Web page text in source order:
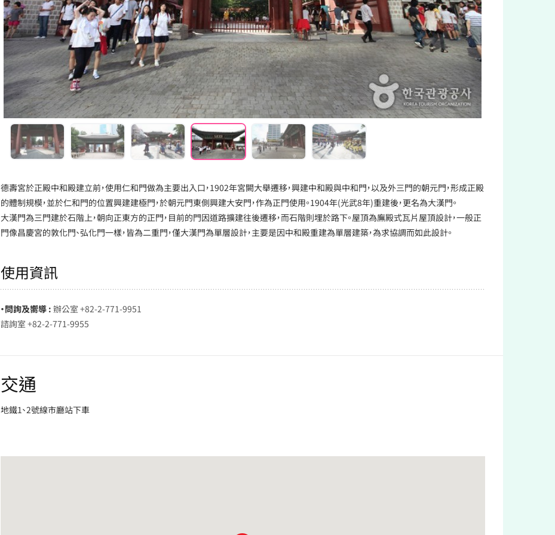
德壽宮於正殿中和殿建立前，使用仁和門做為主要出入口，1902年宮闕大舉遷移，興建中和殿與中和門，以及外三門的朝元門，形成正殿
的體制規模，並於仁和門的位置興建建極門，於朝元門東側興建大安門，作為正門使用。1904年(光武8年)重建後，更名為大漢門。
大漢門為三門建於石階上，朝向正東方的正門，目前的門因道路擴建往後遷移，而石階則埋於路下。屋頂為廡殿式瓦片屋頂設計，一般正
門像昌慶宮的敦化門、弘化門一樣，皆為二重門，僅大漢門為單層設計，主要是因中和殿重建為單層建築，為求協調而如此設計。
使用資訊
・問詢及嚮導 : 辦公室 +82-2-771-9951
諮詢室 +82-2-771-9955
交通
地鐵1、2號線市廳站下車